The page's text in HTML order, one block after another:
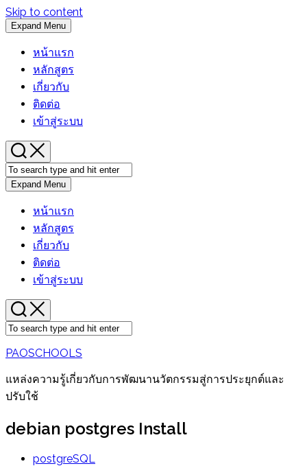
Skip to content
Expand Menu
หน้าแรก
หลักสูตร
เกี่ยวกับ
ติดต่อ
เข้าสู่ระบบ
Expand Menu
หน้าแรก
หลักสูตร
เกี่ยวกับ
ติดต่อ
เข้าสู่ระบบ
PAOSCHOOLS
แหล่งความรู้เกี่ยวกับการพัฒนานวัตกรรมสู่การประยุกต์และ
ปรับใช้
debian postgres Install
postgreSQL